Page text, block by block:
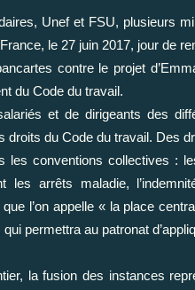
Unef et FSU, plusieurs
le 27 juin 2017, jour de
contre le projet
du Code du travail.
et de dirigeants des
droits du Code du travail. Des
les conventions collectives :
les arrêts maladie,
l’on appelle « la place
qui permettra au patronat
la fusion des instances